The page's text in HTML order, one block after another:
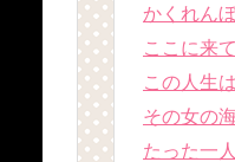
かくれん
ここに来
この人生
その女の
たった一